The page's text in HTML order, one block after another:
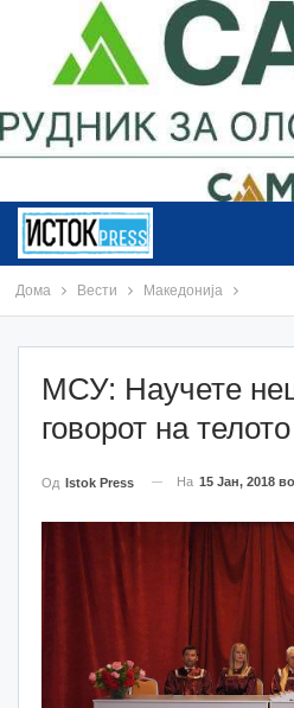
Дома Вести Македонија
МСУ: Научете
говорот на телото
Од Istok Press На 15 Јан, 2018